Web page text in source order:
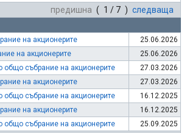
предишна ( 1 / 7 ) следваща
на акционерите
25.06.2026
на акционерите
25.06.2026
общо събрание на акционерите
27.03.2026
на акционерите
27.03.2026
общо събрание на акционерите
16.12.2025
на акционерите
16.12.2025
общо събрание на акционерите
25.09.2025